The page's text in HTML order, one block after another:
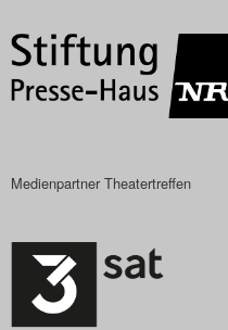
Das
Das
Das
Medienpartner Theatertreffen